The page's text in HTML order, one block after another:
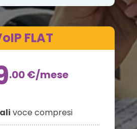
FLAT
.00€/mese
voce compresi